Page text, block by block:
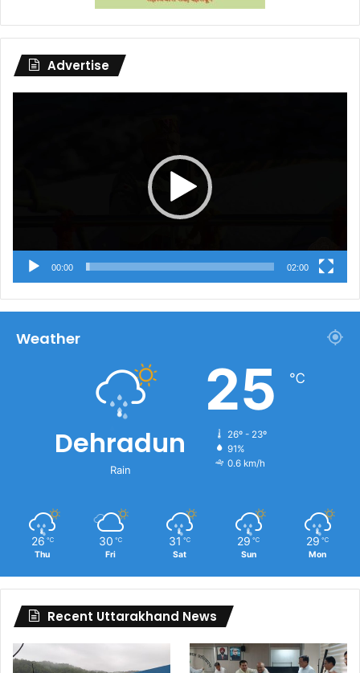
Advertise
00:00 02:00
Weather
Dehradun
Rain
25 ℃
26º - 23º
91%
0.6 km/h
26 ℃
Thu
30 ℃
Fri
31 ℃
Sat
29 ℃
Sun
29 ℃
Mon
Recent Uttarakhand News